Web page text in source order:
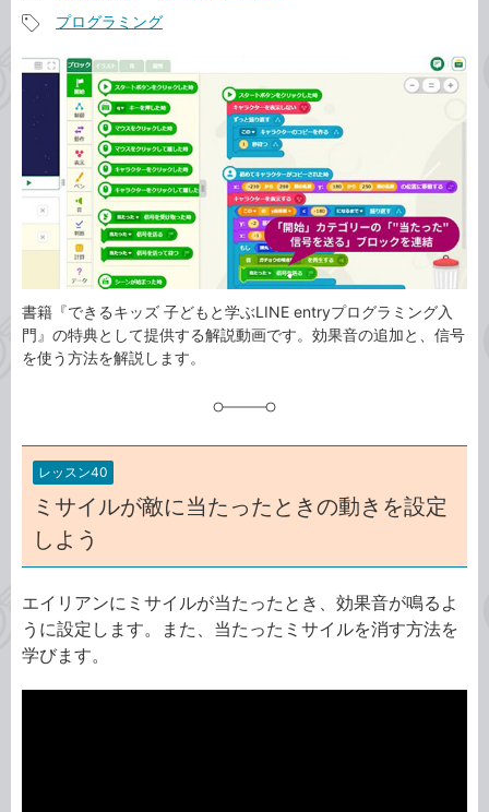
事
カ
テ
事
プログラミング
書籍『できるキッズ 子どもと学ぶLINE entryプログラミング入
門』の特典として提供する解説動画です。効果音の追加と、信号
を使う方法を解説します。
レッスン40
ミサイルが敵に当たったときの動きを設定
しよう
エイリアンにミサイルが当たったとき、効果音が鳴るよ
うに設定します。また、当たったミサイルを消す方法を
学びます。